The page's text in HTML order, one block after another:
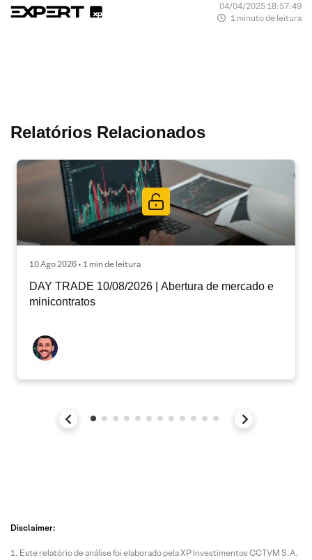
04/04/2025 18:57:49
1 minuto de leitura
Relatórios Relacionados
10 Ago 2026 • 1 min de leitura
DAY TRADE 10/08/2026 | Abertura de mercado e
minicontratos
Disclaimer:
Este relatório de análise foi elaborado pela XP Investimentos CCTVM S.A.